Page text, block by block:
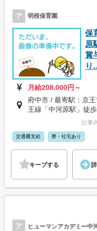
ア 明桜保育園
保
原
賞
り
月給208,000円～
府中市 / 最寄駅：京
王線「中河原駅」徒
仕事
交通費支給 寮・社宅あり
キープする
ア ヒューマンアカデミー中